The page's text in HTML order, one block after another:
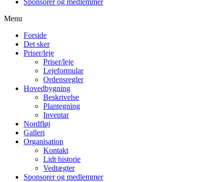
Sponsorer og medlemmer
Menu
Forside
Det sker
Priser/leje
Priser/leje
Lejeformular
Ordensregler
Hovedbygning
Beskrivelse
Plantegning
Inventar
Nordfløj
Galleri
Organisation
Kontakt
Lidt historie
Vedtægter
Sponsorer og medlemmer